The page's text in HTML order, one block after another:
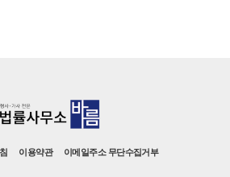
이용약관 이메일주소 무단수집거부